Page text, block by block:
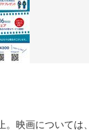
映画については